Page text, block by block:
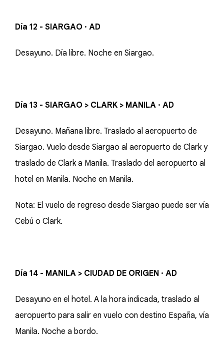
Día 12 - SIARGAO · AD
Desayuno. Día libre. Noche en Siargao.
Día 13 - SIARGAO > CLARK > MANILA · AD
Desayuno. Mañana libre. Traslado al aeropuerto de
Siargao. Vuelo desde Siargao al aeropuerto de Clark y
traslado de Clark a Manila. Traslado del aeropuerto al
hotel en Manila. Noche en Manila.
Nota: El vuelo de regreso desde Siargao puede ser vía
Cebú o Clark.
Día 14 - MANILA > CIUDAD DE ORIGEN · AD
Desayuno en el hotel. A la hora indicada, traslado al
aeropuerto para salir en vuelo con destino España, vía
Manila. Noche a bordo.